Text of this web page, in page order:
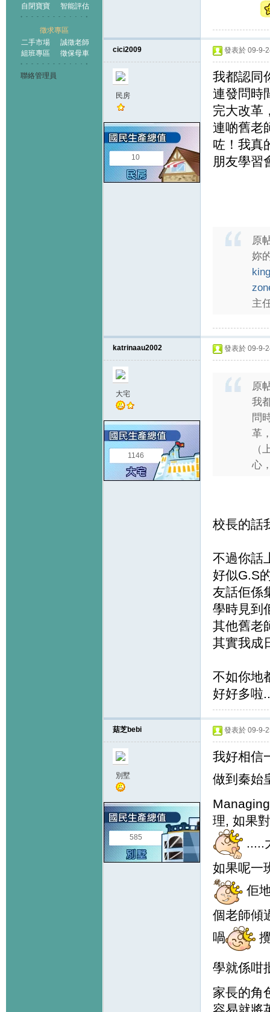
自閉寶寶
智能評估
徵求專區
二手市場
誠徵老師
組班專區
徵保母車
聯絡管理員
cici2009
民房
10
發表於 09-9-
我都認同
連發問時
完大改革
連啲舊老
咗！我真
朋友學習
原
妳
主
katrinaau2002
大宅
1146
發表於 09-9-
原
我
問
革
（
心
校長的話
不過你話
好似G.S
友話佢係
學時見到
其他舊老
其實我成
不如你地
好好多啦..
菇芝bebi
別墅
585
發表於 09-9-
我好相信
做到秦始
理, 如果
.....
如果呢一
佢
個老師傾
喎
學就係咁
家長的角